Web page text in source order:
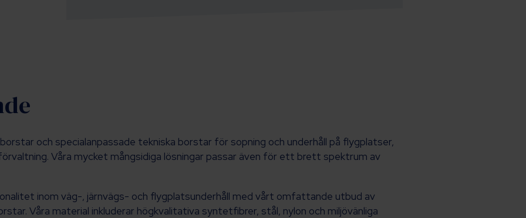
och specialanpassade tekniska borstar för sopning och underhåll på flygplatser,
Våra mycket mångsidiga lösningar passar även för ett brett spektrum av
inom väg-, järnvägs- och flygplatsunderhåll med vårt omfattande utbud av
Våra material inkluderar högkvalitativa syntetfibrer, stål, nylon och miljövänliga